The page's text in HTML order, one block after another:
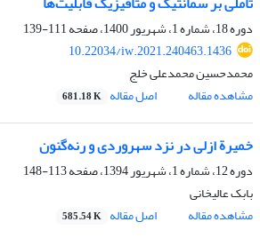
دوره 18، شماره 1، شهریور 1400، صفحه
111-139
10.22034/iw.2021.240463.1436
محمدحسین محمدعلی خلج
مشاهده مقاله
اصل مقاله 681.18 K
خمیرة ازلی در نزد سهروردی و رنه‌گنون
دوره 12، شماره 1، شهریور 1394، صفحه
113-148
بابک عالیخانی
مشاهده مقاله
اصل مقاله 585.54 K